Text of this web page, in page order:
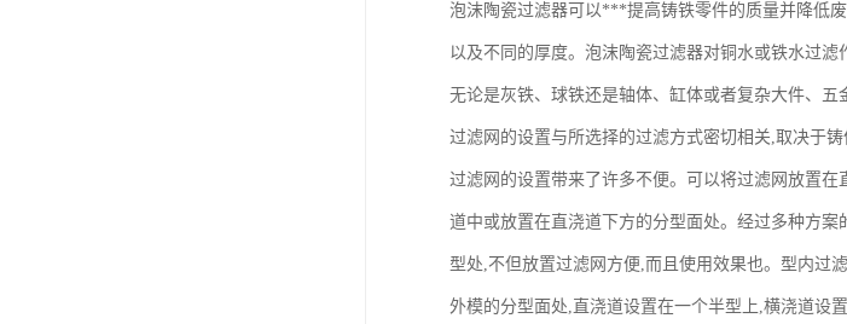
泡沫陶瓷过滤器可以***提高铸铁零件的质量并降低
以及不同的厚度。泡沫陶瓷过滤器对铜水或铁水过
无论是灰铁、球铁还是轴体、缸体或者复杂大件、五
过滤网的设置与所选择的过滤方式密切相关,取决于
过滤网的设置带来了许多不便。可以将过滤网放置
道中或放置在直浇道下方的分型面处。经过多种方
型处,不但放置过滤网方便,而且使用效果也。型内过
外模的分型面处,直浇道设置在一个半型上,横浇道设